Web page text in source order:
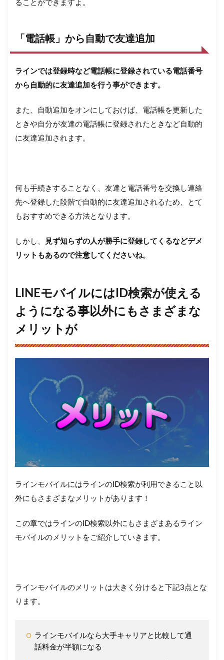
ることができますよ。
「電話帳」から自動で友達追加
ラインでは登録時など電話帳に登録されている電話番号
から自動的に友達追加を行う事ができます。
また、自動追加をオンにしておけば、電話帳を更新した
ときや自分が友達の電話帳に登録されたときなど自動的
に友達追加されます。
何も手続きすることなく、友達と電話番号を交換し連絡
先へ登録した段階で自動的に友達追加されるため、とて
もおすすめできる方法となります。
しかし、
見ず知らずの人が勝手に登録してくるなどデメ
リットもあるので注意してくださいね。
LINEモバイルにはID検索が使える
ようになる事以外にもさまざまな
メリットが
ラインモバイルにはラインのID検索が利用できること以
外にもさまざまなメリットがあります！
この章ではラインのID検索以外にもさまざまあるライン
モバイルのメリットをご紹介していきます。
ラインモバイルのメリットは大きく分けると下記3点とな
ります。
ラインモバイルなら大手キャリアと比較して通
話料金が半額になる